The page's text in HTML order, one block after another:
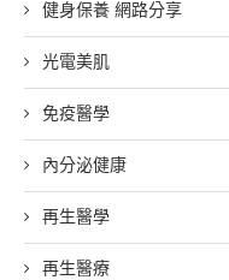
健身保養 網路分享
光電美肌
免疫醫學
內分泌健康
再生醫學
再生醫療